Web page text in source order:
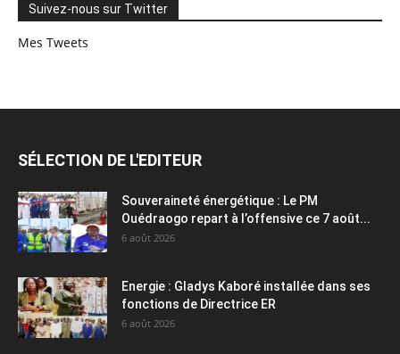
Suivez-nous sur Twitter
Mes Tweets
SÉLECTION DE L'EDITEUR
Souveraineté énergétique : Le PM
Ouédraogo repart à l’offensive ce 7 août...
6 août 2026
Energie : Gladys Kaboré installée dans ses
fonctions de Directrice ER
6 août 2026